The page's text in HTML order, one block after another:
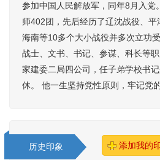
参加中国人民解放军，同年8月入党
师402团，先后经历了辽沈战役、
海南等10多个大小战役并多次立功
战士、文书、书记、参谋、科长等
家建委二局四公司，任子弟学校书
休。 他一生坚持党性原则，牢记党
历史印象 添加我的